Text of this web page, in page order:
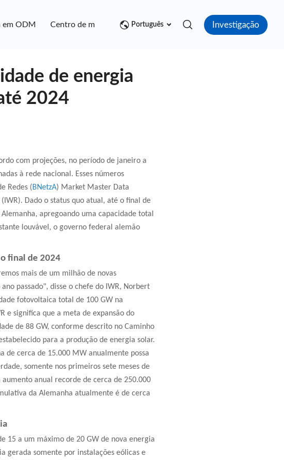
em ODM Centro de mídia Contato
Português Investigação
de energia
2024
com projeções, no período de janeiro a
à rede nacional. Esses números
Redes (BNetzA) Market Master Data
Dado o status quo atual, até o final de
apregoando uma capacidade total
louvável, o governo federal alemão
final de 2024
mais de um milhão de novas
passado", disse o chefe do IWR, Norbert
fotovoltaica total de 100 GW na
e significa que a meta de expansão do
de 88 GW, conforme descrito no Caminho
para a produção de energia solar.
de cerca de 15.000 MW anualmente possa
somente nos primeiros sete meses de
anual recorde de cerca de 250.000
da Alemanha atualmente é de cerca
15 a um máximo de 20 GW de nova energia
gerada somente por instalações eólicas e